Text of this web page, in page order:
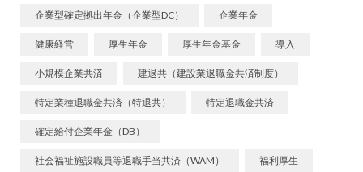
企業型確定拠出年金（企業型DC） 企業年金
健康経営 厚生年金 厚生年金基金 導入
小規模企業共済 建退共（建設業退職金共済制度）
特定業種退職金共済（特退共） 特定退職金共済
確定給付企業年金（DB）
社会福祉施設職員等退職手当共済（WAM） 福利厚生